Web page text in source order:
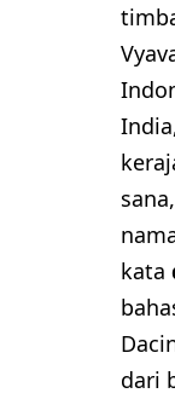
kata
dari